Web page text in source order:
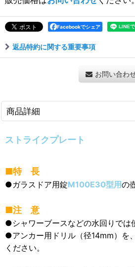
Facebookでシェア
返品特約に関する重要事項
お問い合わ
商品詳細
ストライクプレート
■特 長
●ガラスドア用錠M100E30型用の
■注 意
●シャワーブースなどの水回りでは
●アンカー用ドリル（径14mm）を
ください。